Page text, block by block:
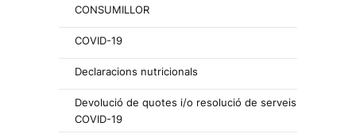
CONSUMILLOR
COVID-19
Declaracions nutricionals
Devolució de quotes i/o resolució de serveis
COVID-19